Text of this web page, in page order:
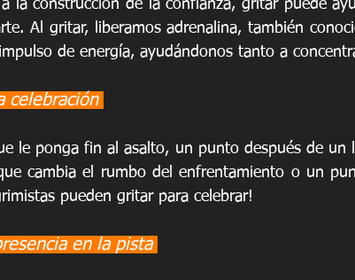
la construcción de la confianza, gritar puede
Al gritar, liberamos adrenalina, también
de energía, ayudándonos tanto a
celebración
le ponga fin al asalto, un punto después de un
cambia el rumbo del enfrentamiento o un
pueden gritar para celebrar!
en la pista